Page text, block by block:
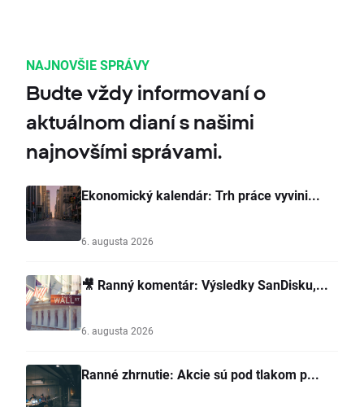
NAJNOVŠIE SPRÁVY
Budte vždy informovaní o
aktuálnom dianí s našimi
najnovšími správami.
Ekonomický kalendár: Trh práce vyvini...
6. augusta 2026
🎥 Ranný komentár: Výsledky SanDisku,...
6. augusta 2026
Ranné zhrnutie: Akcie sú pod tlakom p...